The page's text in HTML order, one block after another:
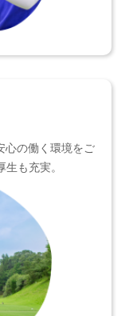
心の働く環境をご
も充実。